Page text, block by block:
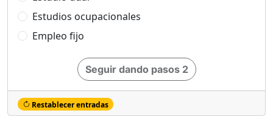
Estudios ocupacionales
Empleo fijo
Seguir dando pasos 2
Restablecer entradas